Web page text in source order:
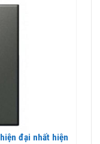
đại nhất hiện